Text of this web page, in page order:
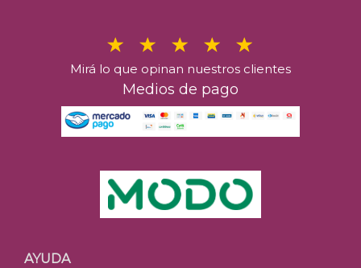
Mirá lo que opinan nuestros clientes
Medios de pago
AYUDA